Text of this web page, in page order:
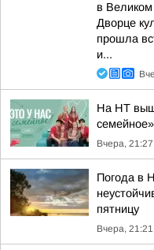
в
Дворце
прошла
и...
На НТ
семейное»
Вчера, 21:27
Погода в
пятницу
Вчера, 21:21